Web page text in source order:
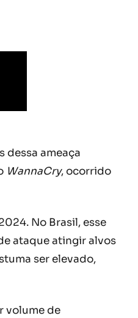
dessa ameaça
WannaCry, ocorrido
No Brasil, esse
ataque atingir alvos
ser elevado,
volume de